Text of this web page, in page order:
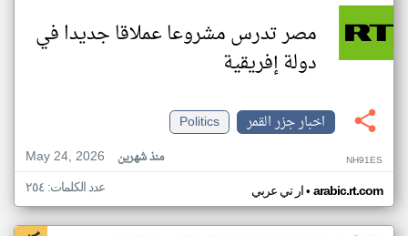
مصر تدرس مشروعا عملاقا جديدا في
دولة إفريقية
اخبار جزر القمر
Politics
May 24, 2026
منذ شهرين NH91ES
ار تي عربي• arabic.rt.com عدد الكلمات: ٢٥٤